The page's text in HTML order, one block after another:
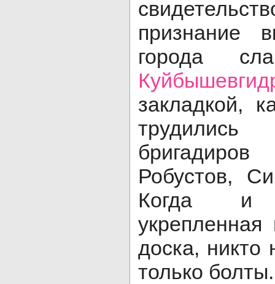
признание
города
закладкой,
трудились
Робустов,
Когда и
доска, никто
только